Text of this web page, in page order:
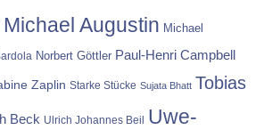
Michael Augustin Michael
Norbert Göttler Paul-Henri Campbell
Zaplin Starke Stücke Sujata Bhatt Tobias
Beck Ulrich Johannes Beil
Uwe-